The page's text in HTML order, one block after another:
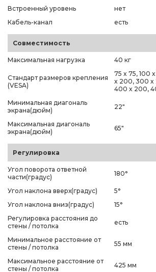
Встроенный уровень
нет
Кабель-канал
есть
Совместимость
Максимальная нагрузка 40 кг
Стандарт размеров крепления
(VESA)
75 x 75, 100
x 200, 300
400 x 200,
Минимальная диагональ
экрана(дюйм)
22"
Максимальная диагональ
экрана(дюйм)
65"
Регулировка
Угол поворота ответной
части(градус)
180°
Угол наклона вверх(градус)
5°
Угол наклона вниз(градус)
15°
Регулировка расстояния до
стены / потолка
есть
Минимальное расстояние от
стены / потолка
55 мм
Максимальное расстояние от
стены / потолка
425 мм